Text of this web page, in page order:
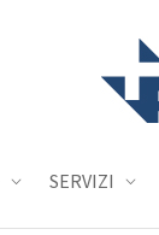
SERVIZI